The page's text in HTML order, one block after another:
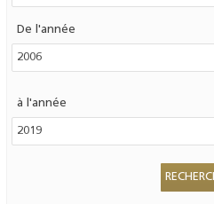
De l'année
à l'année